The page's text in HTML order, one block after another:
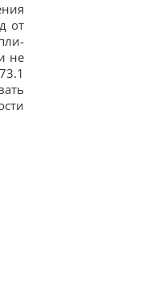
от
не